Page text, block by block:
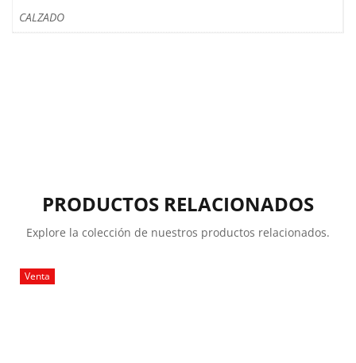
CALZADO
PRODUCTOS RELACIONADOS
Explore la colección de nuestros productos relacionados.
Venta